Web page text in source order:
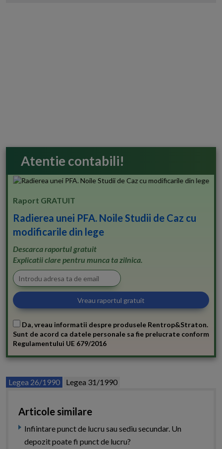
Atentie contabili!
Raport GRATUIT
Radierea unei PFA. Noile Studii de Caz cu
modificarile din lege
Descarca raportul gratuit
Explicatii clare pentru munca ta zilnica.
Da, vreau informatii despre produsele Rentrop&Straton.
Sunt de acord ca datele personale sa fie prelucrate conform
Regulamentului UE 679/2016
Legea 26/1990 Legea 31/1990
Articole similare
Infiintare punct de lucru sau sediu secundar. Un
depozit poate fi punct de lucru?